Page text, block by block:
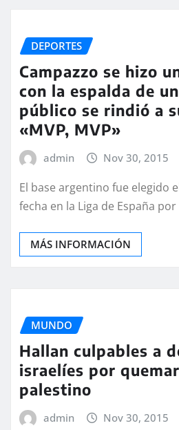
DEPORTES
Campazzo se hizo
con la espalda de
público se rindió a
«MVP, MVP»
admin Nov 30, 2015
El base argentino fue elegido
fecha en la Liga de España
MÁS INFORMACIÓN
MUNDO
Hallan culpables a
israelíes por
palestino
admin Nov 30, 2015